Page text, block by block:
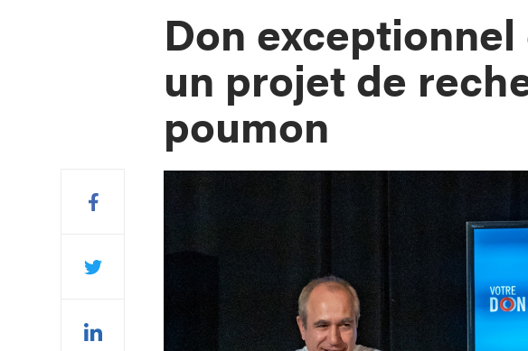
Don
un projet de
poumon